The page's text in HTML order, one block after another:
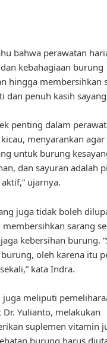
bahwa perawatan
kebahagiaan burung
hingga membersihkan
dan penuh kasih
penting dalam
menyarankan agar
untuk burung
dan sayuran adalah
ujarnya.
juga tidak boleh
sarang
kebersihan burung.
oleh karena itu
kata Indra.
meliputi
Yulianto, melakukan
suplemen vitamin